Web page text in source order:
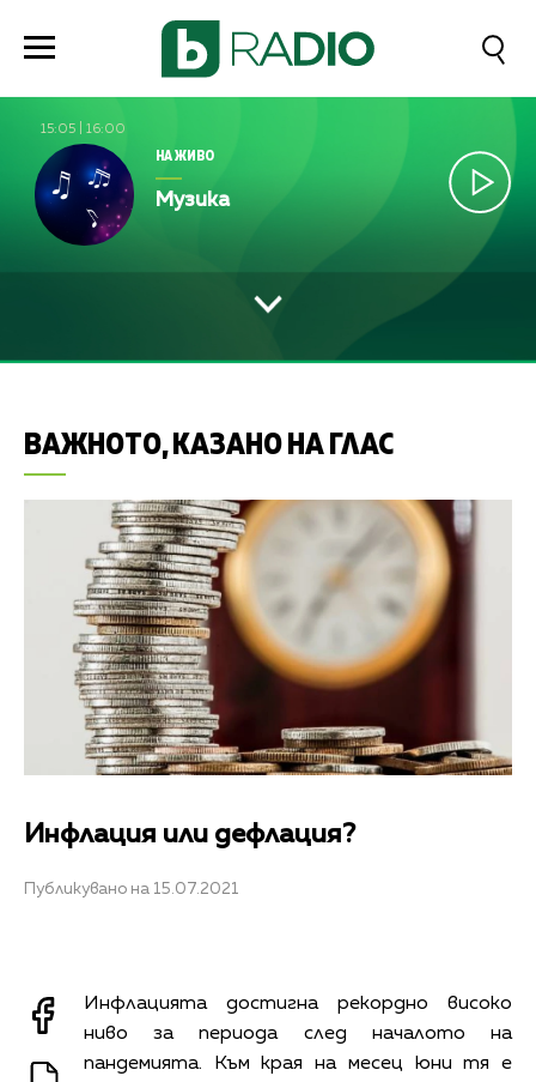
15:05 16:00
НА ЖИВО
Музика
ВАЖНОТО, КАЗАНО НА ГЛАС
Инфлация или дефлация?
Публикувано на 15.07.2021
Инфлацията достигна рекордно високо
ниво за периода след началото на
пандемията. Към края на месец юни тя е